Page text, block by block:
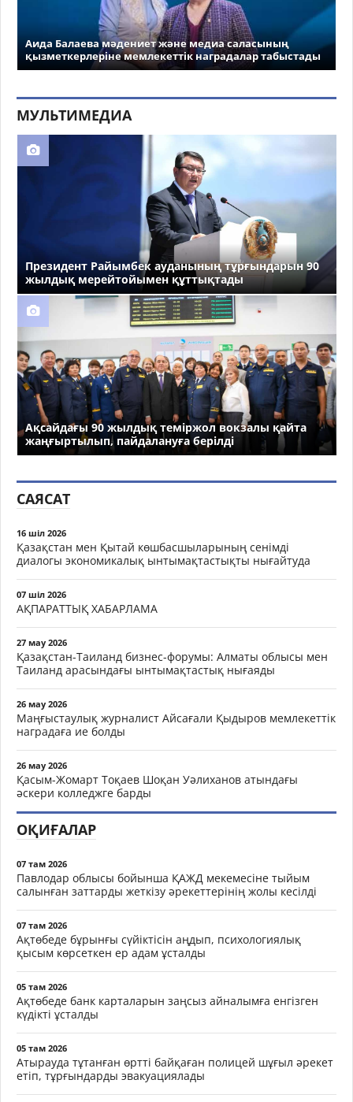
Аида Балаева мәдениет және медиа саласының
қызметкерлеріне мемлекеттік наградалар табыстады
МУЛЬТИМЕДИА
Президент Райымбек ауданының тұрғындарын 90
жылдық мерейтойымен құттықтады
Ақсайдағы 90 жылдық теміржол вокзалы қайта
жаңғыртылып, пайдалануға берілді
САЯСАТ
16 шіл 2026
Қазақстан мен Қытай көшбасшыларының сенімді
диалогы экономикалық ынтымақтастықты нығайтуда
07 шіл 2026
АҚПАРАТТЫҚ ХАБАРЛАМА
27 мау 2026
Қазақстан-Таиланд бизнес-форумы: Алматы облысы мен
Таиланд арасындағы ынтымақтастық нығаяды
26 мау 2026
Маңғыстаулық журналист Айсағали Қыдыров мемлекеттік
наградаға ие болды
26 мау 2026
Қасым-Жомарт Тоқаев Шоқан Уәлиханов атындағы
әскери колледжге барды
ОҚИҒАЛАР
07 там 2026
Павлодар облысы бойынша ҚАЖД мекемесіне тыйым
салынған заттарды жеткізу әрекеттерінің жолы кесілді
07 там 2026
Ақтөбеде бұрынғы сүйіктісін аңдып, психологиялық
қысым көрсеткен ер адам ұсталды
05 там 2026
Ақтөбеде банк карталарын заңсыз айналымға енгізген
күдікті ұсталды
05 там 2026
Атырауда тұтанған өртті байқаған полицей шұғыл әрекет
етіп, тұрғындарды эвакуациялады